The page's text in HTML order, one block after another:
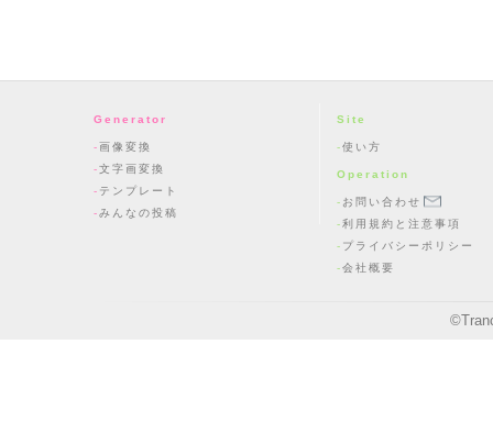
Generator
画像変換
文字画変換
テンプレート
みんなの投稿
Site
使い方
Operation
お問い合わせ
利用規約と注意事項
プライバシーポリシー
会社概要
©